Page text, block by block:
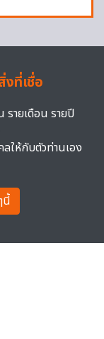
งที่เชื่อ
รายเดือน รายปี
ให้กับตัวท่านเอง
นี้